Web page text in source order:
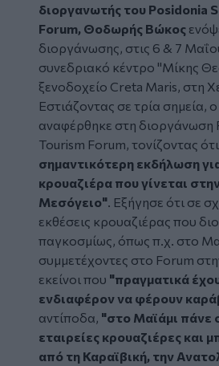
διοργανωτής του Posidonia
Forum, Θοδωρής Βώκος
διοργάνωσης, στις 6 & 7
συνεδριακό κέντρο "Μίκης
ξενοδοχείο Creta Maris, στη
Εστιάζοντας σε τρία σημεία,
αναφέρθηκε στη διοργάνωση
Tourism Forum, τονίζοντας ότι
σημαντικότερη εκδήλωση
κρουαζιέρα που γίνεται
Μεσόγειο". Εξήγησε ότι σε
εκθέσεις κρουαζιέρας που
παγκοσμίως, όπως π.χ. στο
συμμετέχοντες στο Forum
εκείνοι που "πραγματικά
ενδιαφέρον να φέρουν
αντίποδα, "στο Μαϊάμι πάνε
εταιρείες κρουαζιέρες και
από τη Καραϊβική, την